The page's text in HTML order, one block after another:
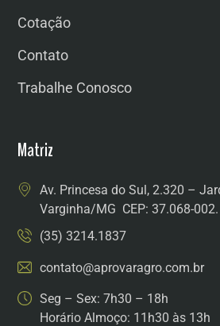
Cotação
Contato
Trabalhe Conosco
Matriz
Av. Princesa do Sul, 2.320 –
Varginha/MG CEP: 37.068-002.
(35) 3214.1837
contato@aprovaragro.com.br
Seg – Sex: 7h30 – 18h
Horário Almoço: 11h30 às 13h